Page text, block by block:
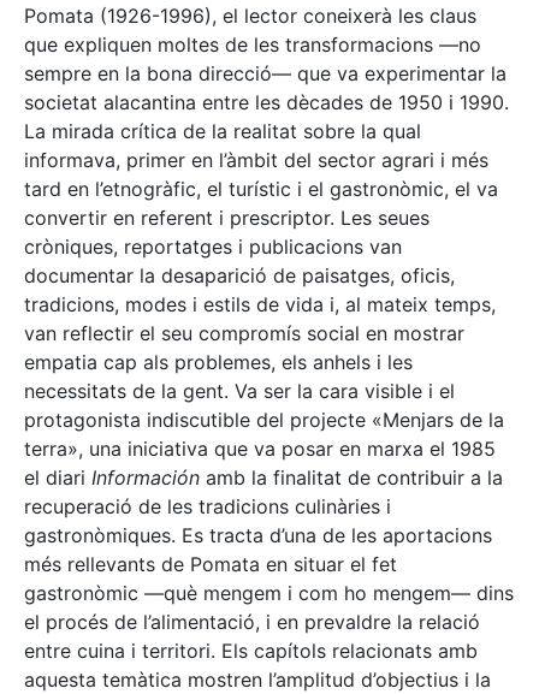
Pomata (1926-1996), el lector coneixerà les claus
que expliquen moltes de les transformacions —no
sempre en la bona direcció— que va experimentar la
societat alacantina entre les dècades de 1950 i 1990.
La mirada crítica de la realitat sobre la qual
informava, primer en l’àmbit del sector agrari i més
tard en l’etnogràfic, el turístic i el gastronòmic, el va
convertir en referent i prescriptor. Les seues
cròniques, reportatges i publicacions van
documentar la desaparició de paisatges, oficis,
tradicions, modes i estils de vida i, al mateix temps,
van reflectir el seu compromís social en mostrar
empatia cap als problemes, els anhels i les
necessitats de la gent. Va ser la cara visible i el
protagonista indiscutible del projecte «Menjars de la
terra», una iniciativa que va posar en marxa el 1985
el diari Información amb la finalitat de contribuir a la
recuperació de les tradicions culinàries i
gastronòmiques. Es tracta d’una de les aportacions
més rellevants de Pomata en situar el fet
gastronòmic —què mengem i com ho mengem— dins
el procés de l’alimentació, i en prevaldre la relació
entre cuina i territori. Els capítols relacionats amb
aquesta temàtica mostren l’amplitud d’objectius i la